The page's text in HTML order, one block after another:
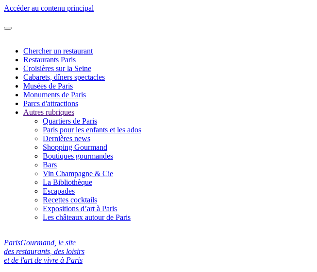
Accéder au contenu principal
Chercher un restaurant
Restaurants Paris
Croisières sur la Seine
Cabarets, dîners spectacles
Musées de Paris
Monuments de Paris
Parcs d'attractions
Autres rubriques
Quartiers de Paris
Paris pour les enfants et les ados
Dernières news
Shopping Gourmand
Boutiques gourmandes
Bars
Vin Champagne & Cie
La Bibliothèque
Escapades
Recettes cocktails
Expositions d’art à Paris
Les châteaux autour de Paris
ParisGourmand, le site
des restaurants, des loisirs
et de l'art de vivre à Paris